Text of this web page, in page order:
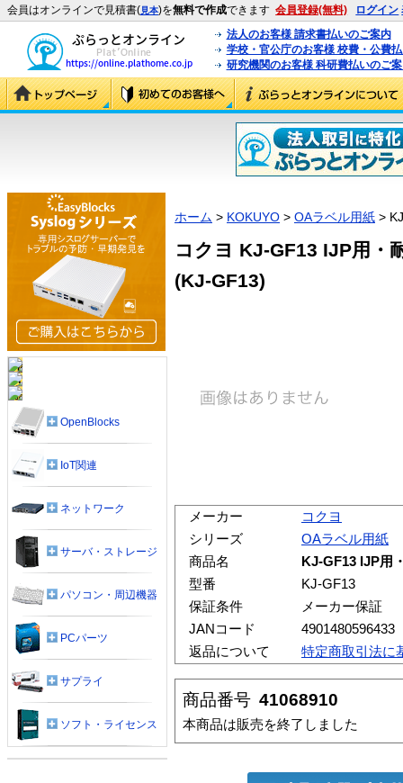
会員はオンラインで見積書(見本)を無料で作成できます 会員登録(無料) ログイン
法人のお客様 請求書払いのご案内
学校・官公庁のお客様 校費・公費
研究機関のお客様 科研費払いのご
ホーム > KOKUYO > OAラベル用紙 >
コクヨ KJ-GF13 IJP用・
(KJ-GF13)
メーカー
コクヨ
シリーズ
OAラベル用紙
商品名
KJ-GF13 IJP用
型番
KJ-GF13
保証条件
メーカー保証
JANコード
4901480596433
返品について
特定商取引法に
商品番号 41068910
本商品は販売を終了しました
OpenBlocks
IoT関連
ネットワーク
サーバ・ストレージ
パソコン・周辺機器
PCパーツ
サプライ
ソフト・ライセンス